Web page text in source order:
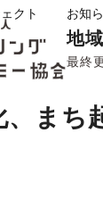
クト お知
地
最終
、まち